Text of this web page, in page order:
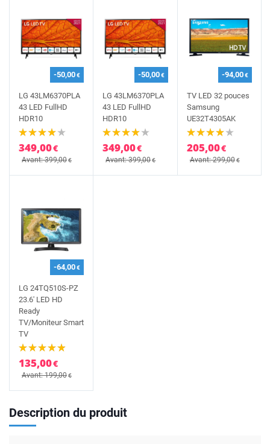
-50,00€
LG 43LM6370PLA
43 LED FullHD
HDR10
349,00€
Avant: 399,00€
-50,00€
LG 43LM6370PLA
43 LED FullHD
HDR10
349,00€
Avant: 399,00€
-94,00€
TV LED 32 pouces
Samsung
UE32T4305AK
205,00€
Avant: 299,00€
-64,00€
LG 24TQ510S-PZ
23.6' LED HD
Ready
TV/Moniteur Smart
TV
135,00€
Avant: 199,00€
Description du produit